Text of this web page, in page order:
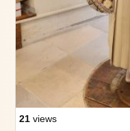
21 views